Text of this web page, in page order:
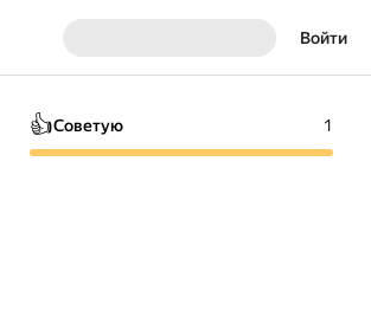
Войти
👍Советую 1